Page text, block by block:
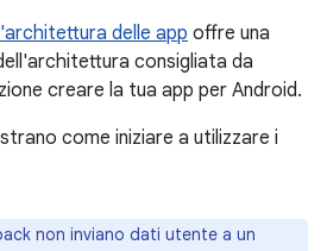
delle app offre una
consigliata da
creare la tua app per Android.
come iniziare a utilizzare i
non inviano dati utente a un